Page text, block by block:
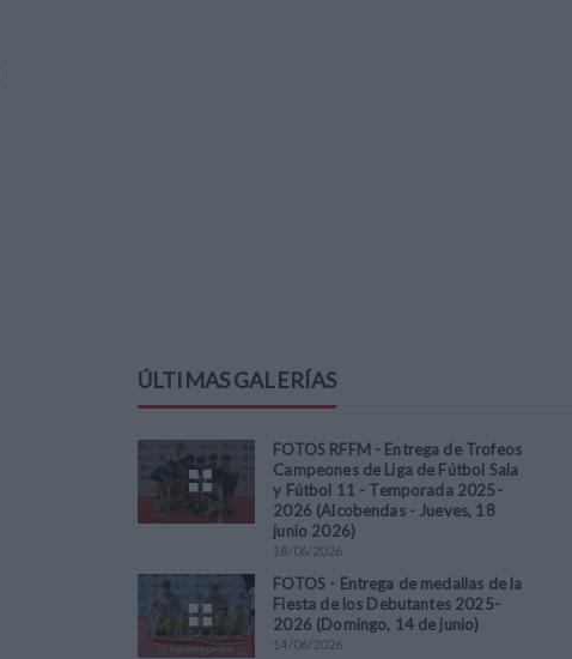
ÚLTIMAS GALERÍAS
FOTOS RFFM - Entrega de Trofeos
Campeones de Liga de Fútbol Sala
y Fútbol 11 - Temporada 2025-
2026 (Alcobendas - Jueves, 18
junio 2026)
18/06/2026
FOTOS - Entrega de medallas de la
Fiesta de los Debutantes 2025-
2026 (Domingo, 14 de junio)
14/06/2026